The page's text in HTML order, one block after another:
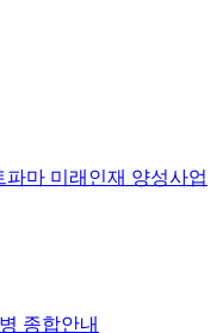
파마 미래인재 양성사업
종합안내